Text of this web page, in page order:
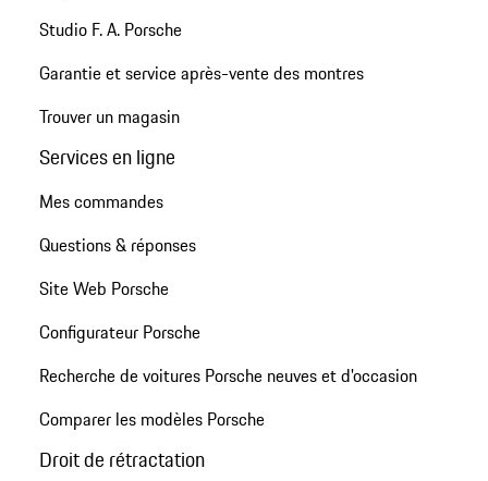
Studio F. A. Porsche
Garantie et service après-vente des montres
Trouver un magasin
Services en ligne
Mes commandes
Questions & réponses
Site Web Porsche
Configurateur Porsche
Recherche de voitures Porsche neuves et d'occasion
Comparer les modèles Porsche
Droit de rétractation